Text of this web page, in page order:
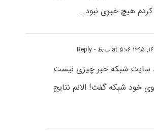
کردم هیچ خبری نبود…
- Reply
سایت شبکه خبر چیزی نیست
خود شبکه گفت! الانم نتایج